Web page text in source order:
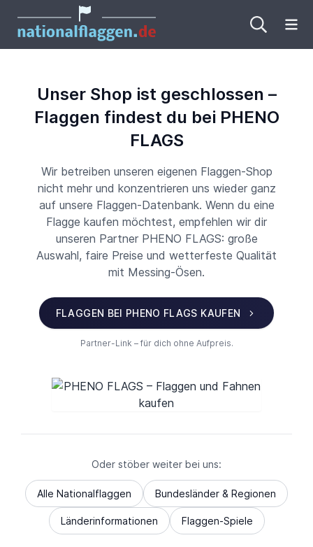
Unser Shop ist geschlossen –
Flaggen findest du bei PHENO
FLAGS
Wir betreiben unseren eigenen Flaggen-Shop
nicht mehr und konzentrieren uns wieder ganz
auf unsere Flaggen-Datenbank. Wenn du eine
Flagge kaufen möchtest, empfehlen wir dir
unseren Partner PHENO FLAGS: große
Auswahl, faire Preise und wetterfeste Qualität
mit Messing-Ösen.
FLAGGEN BEI PHENO FLAGS KAUFEN
Partner-Link – für dich ohne Aufpreis.
Oder stöber weiter bei uns:
Alle Nationalflaggen Bundesländer & Regionen
Länderinformationen Flaggen-Spiele